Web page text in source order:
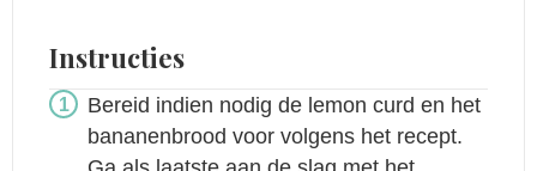
Instructies
Bereid indien nodig de lemon curd en het
bananenbrood voor volgens het recept.